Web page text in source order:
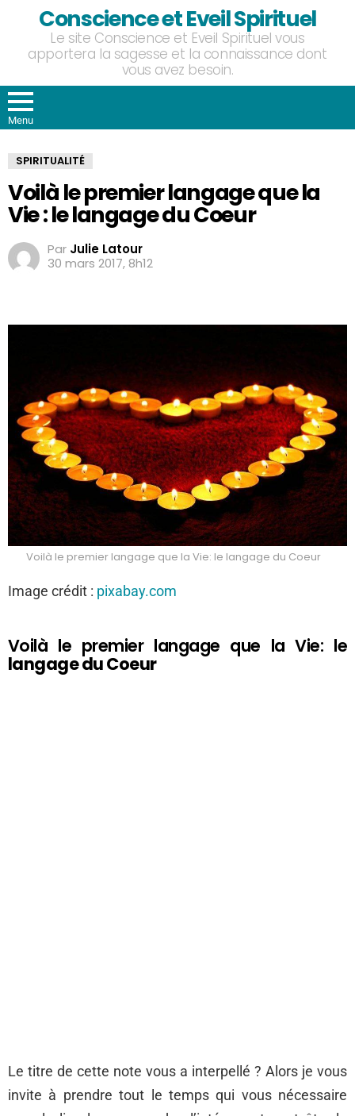
Conscience et Eveil Spirituel
Le site Conscience et Eveil Spirituel vous
apportera la sagesse et la connaissance dont
vous avez besoin.
Menu
SPIRITUALITÉ
Voilà le premier langage que la
Vie : le langage du Coeur
Par Julie Latour
30 mars 2017, 8h12
Voilà le premier langage que la Vie: le langage du Coeur
Image crédit : pixabay.com
Voilà le premier langage que la Vie: le
langage du Coeur
Le titre de cette note vous a interpellé ? Alors je vous
invite à prendre tout le temps qui vous nécessaire